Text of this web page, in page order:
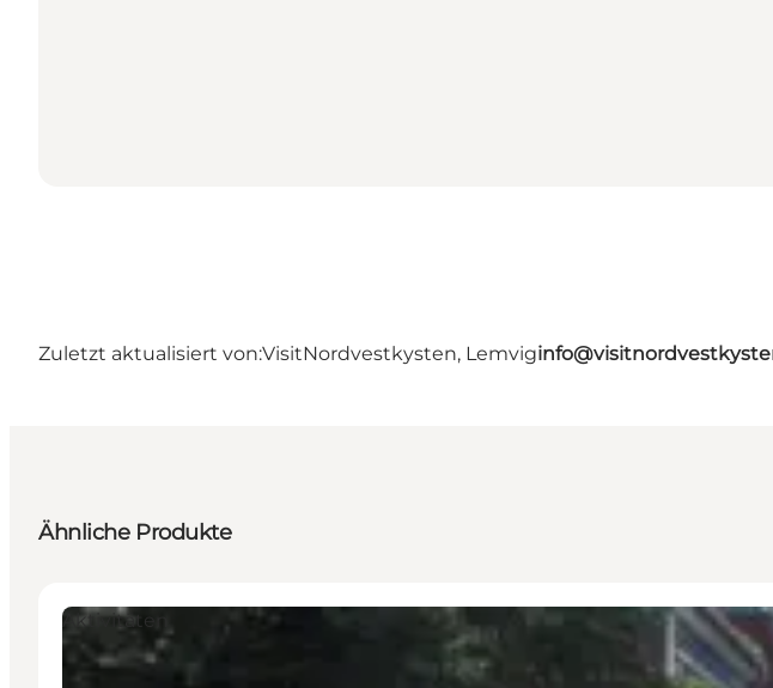
Zuletzt aktualisiert von:VisitNordvestkysten, Lemvig
Ähnliche Produkte
Aktivitäten